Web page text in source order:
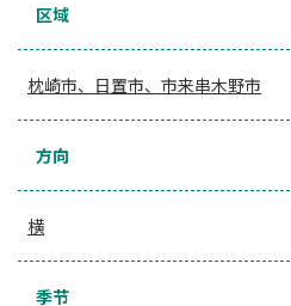
区域
枕崎市、日置市、市来串木野市
方向
横
季节